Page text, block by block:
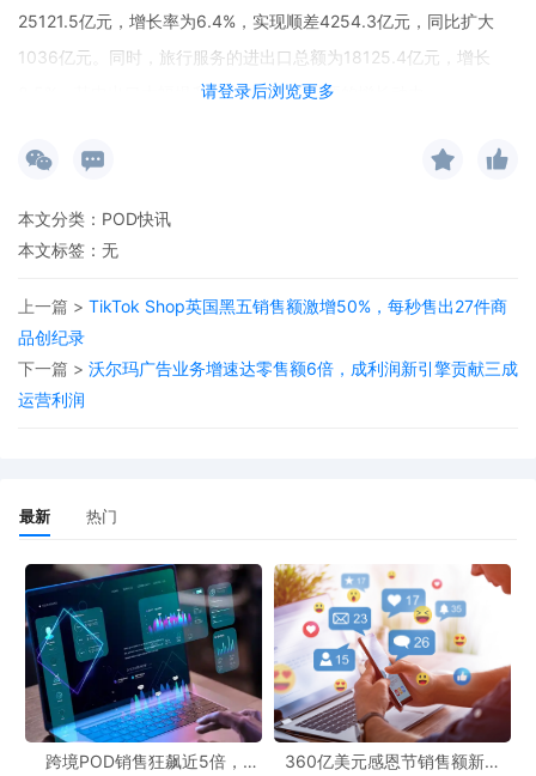
请登录后浏览更多
25121.5亿元，增长率为6.4%，实现顺差4254.3亿元，同比扩大
1036亿元。同时，旅行服务的进出口总额为18125.4亿元，增长
8.5%，其中出口大幅提升52.5%，成为重要的增长动力。
本文分类： POD快讯
本文标签：无
上一篇 > TikTok Shop英国黑五销售额激增50%，每秒售出27件商
品创纪录
下一篇 > 沃尔玛广告业务增速达零售额6倍，成利润新引擎贡献三成
运营利润
最新 热门
跨境POD销售狂飙近5倍，
360亿美元感恩节销售额新纪